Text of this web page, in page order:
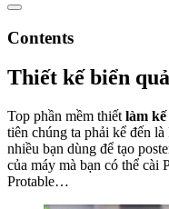
Contents
Thiết kế biển
Top phần mềm thiết làm
tiên chúng ta phải kể đến
nhiều bạn dùng để tạo
của máy mà bạn có thể cài
Protable…